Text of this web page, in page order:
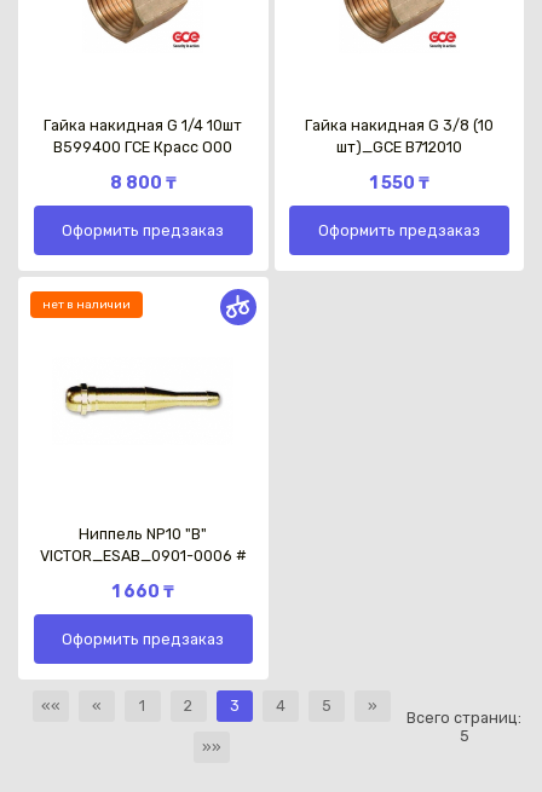
Гайка накидная G 1/4 10шт
B599400 ГСЕ Красс О00
8 800 ₸
Оформить предзаказ
Гайка накидная G 3/8 (10
шт)_GCE B712010
1 550 ₸
Оформить предзаказ
нет в наличии
Ниппель NP10 "B"
VICTOR_ESAB_0901-0006 #
1 660 ₸
Оформить предзаказ
Всего страниц:
5
«« « 1 2 3 4 5 »
»»